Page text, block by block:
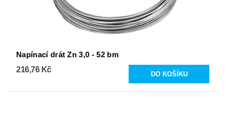
Napínací drát Zn 3,0 - 52 bm
216,76 Kč